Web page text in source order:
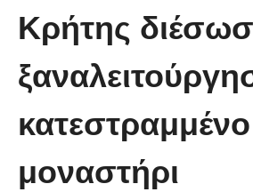
Άκολη: Η ελληνική
βάθος
Κρήτης
κατεστραμμένο
μοναστήρι